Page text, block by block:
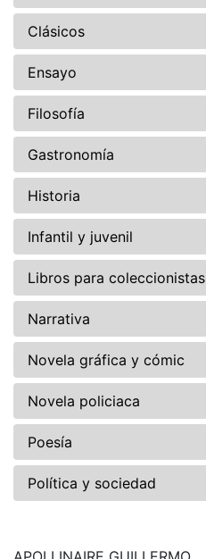
Clásicos
Ensayo
Filosofía
Gastronomía
Historia
Infantil y juvenil
Libros para coleccionistas
Narrativa
Novela gráfica y cómic
Novela policiaca
Poesía
Política y sociedad